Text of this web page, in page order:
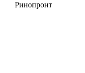
Ринопронт